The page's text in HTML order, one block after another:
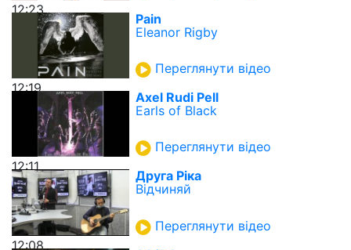
12:23
12:19
Pain
Eleanor Rigby
Переглянути відео
12:11
Axel Rudi Pell
Earls of Black
Переглянути відео
12:08
Друга Ріка
Відчиняй
Переглянути відео